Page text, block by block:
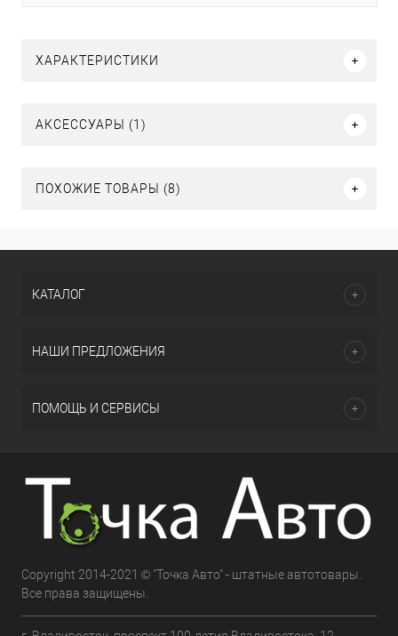
ХАРАКТЕРИСТИКИ
АКСЕССУАРЫ (1)
ПОХОЖИЕ ТОВАРЫ (8)
КАТАЛОГ
НАШИ ПРЕДЛОЖЕНИЯ
ПОМОЩЬ И СЕРВИСЫ
Copyright 2014-2021 © "Точка Авто" - штатные автотовары.
Все права защищены.